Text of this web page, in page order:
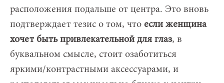
расположения подальше от центра. Это вновь
подтверждает тезис о том, что если женщина
хочет быть привлекательной для глаз, в
буквальном смысле, стоит озаботиться
яркими/контрастными аксессуарами, и